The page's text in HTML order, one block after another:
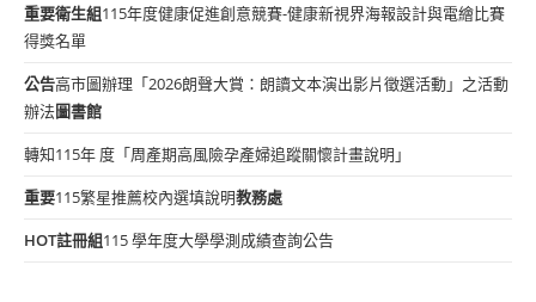
重要衛生組115年度健康促進創意競賽-健康新視界海報設計與電繪比賽
得獎名單
公告高市圖辦理「2026朗聲大賞：朗讀文本演出影片徵選活動」之活動
辦法圖書館
轉知115年 度「周產期高風險孕產婦追蹤關懷計畫說明」
重要115繁星推薦校內選填說明教務處
HOT註冊組115 學年度大學學測成績查詢公告